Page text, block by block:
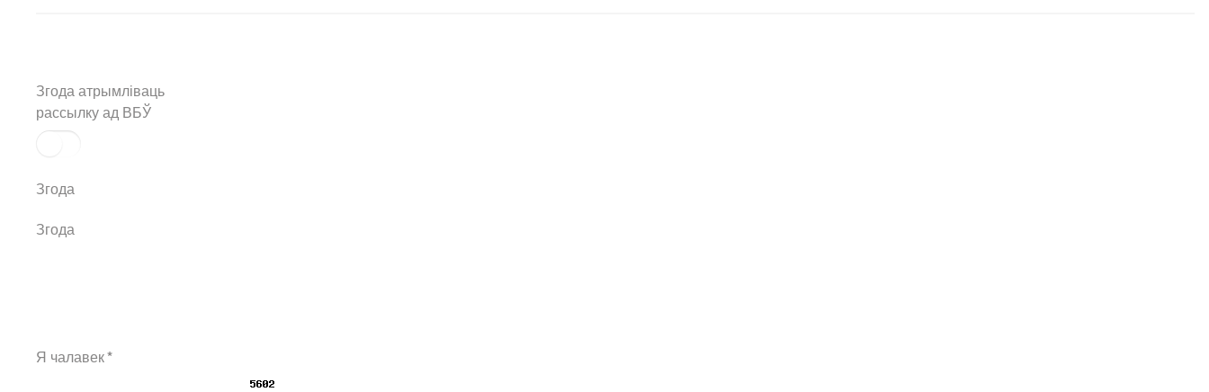
Згода атрымліваць
рассылку ад ВБЎ
Згода
Згода
Я чалавек*